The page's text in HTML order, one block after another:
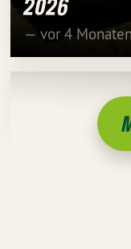
2026
— vor 4 Monaten